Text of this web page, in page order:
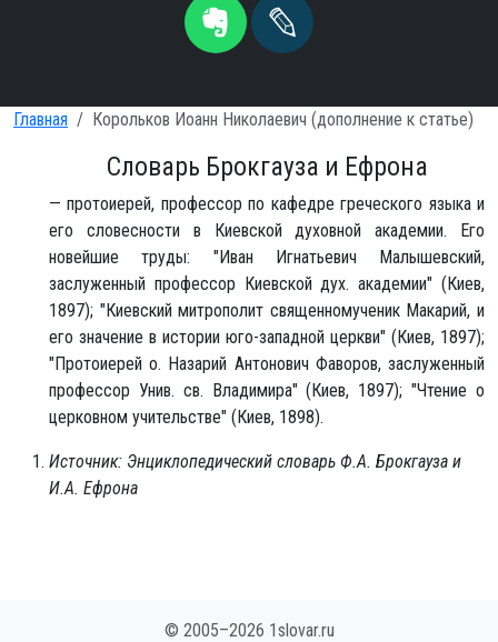
Главная Корольков Иоанн Николаевич (дополнение к статье)
Словарь Брокгауза и Ефрона
— протоиерей, профессор по кафедре греческого языка и
его словесности в Киевской духовной академии. Его
новейшие труды: "Иван Игнатьевич Малышевский,
заслуженный профессор Киевской дух. академии" (Киев,
1897); "Киевский митрополит священномученик Макарий, и
его значение в истории юго-западной церкви" (Киев, 1897);
"Протоиерей о. Назарий Антонович Фаворов, заслуженный
профессор Унив. св. Владимира" (Киев, 1897); "Чтение о
церковном учительстве" (Киев, 1898).
Источник: Энциклопедический словарь Ф.А. Брокгауза и
И.А. Ефрона
© 2005–2026 1slovar.ru